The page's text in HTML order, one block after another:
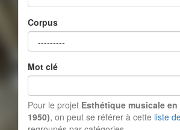
Corpus
Mot clé
Pour le projet Esthétique musicale en
1950), on peut se référer à cette liste